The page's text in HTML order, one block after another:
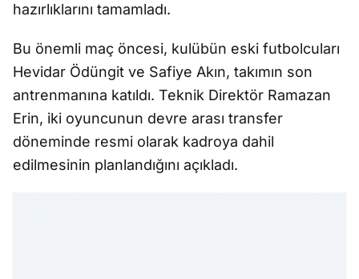
hazırlıklarını tamamladı.
Bu önemli maç öncesi, kulübün eski futbolcuları
Hevidar Ödüngit ve Safiye Akın, takımın son
antrenmanına katıldı. Teknik Direktör Ramazan
Erin, iki oyuncunun devre arası transfer
döneminde resmi olarak kadroya dahil
edilmesinin planlandığını açıkladı.